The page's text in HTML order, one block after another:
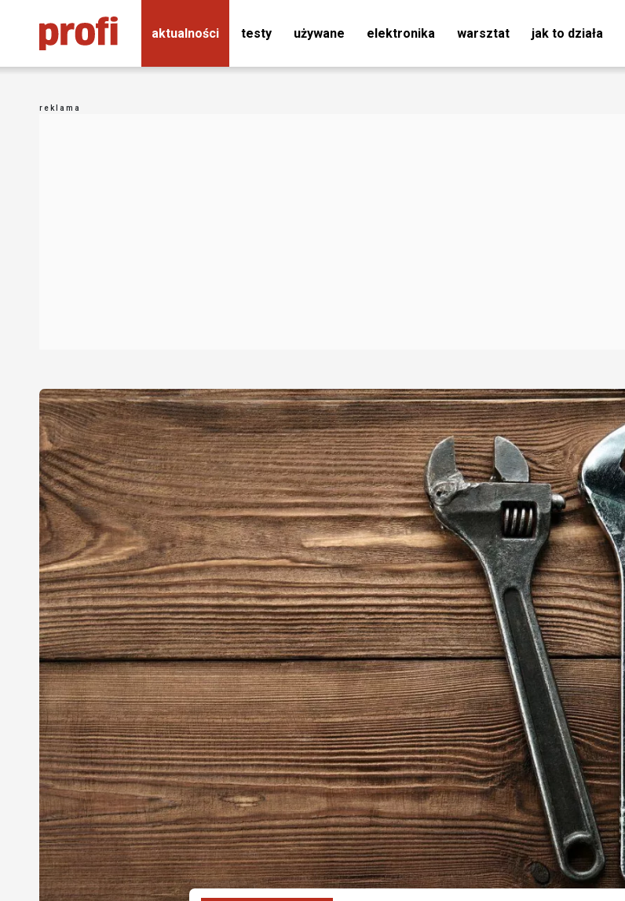
aktualności testy używane elektronika warsztat jak to działa